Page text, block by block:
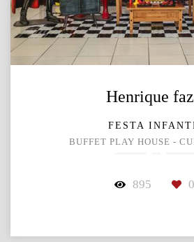
Henrique
FESTA
BUFFET PLAY HOUSE -
895 0